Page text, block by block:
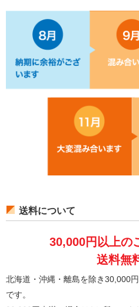
送料について
30,000円以上の
送料無
北海道・沖縄・離島を除き30,000
です。